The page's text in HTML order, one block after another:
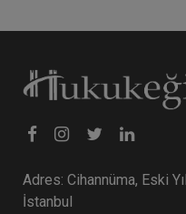
Adres: Cihannüma, Eski
İstanbul